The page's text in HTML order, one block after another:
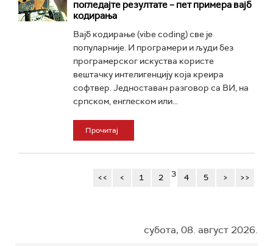
погледајте резултате – пет примера вајб
кодирања
Вајб кодирање (vibe coding) све је
популарније. И програмери и људи без
програмерског искуства користе
вештачку интелигенцију која креира
софтвер. Једноставан разговор са ВИ, на
српском, енглеском или...
Прочитај
<< < 1 2 3 4 5 > >>
субота, 08. август 2026.